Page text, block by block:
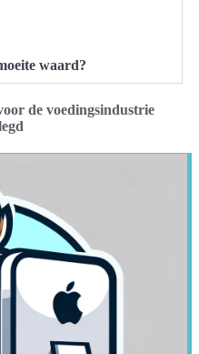
waard?
de voedingsindustrie